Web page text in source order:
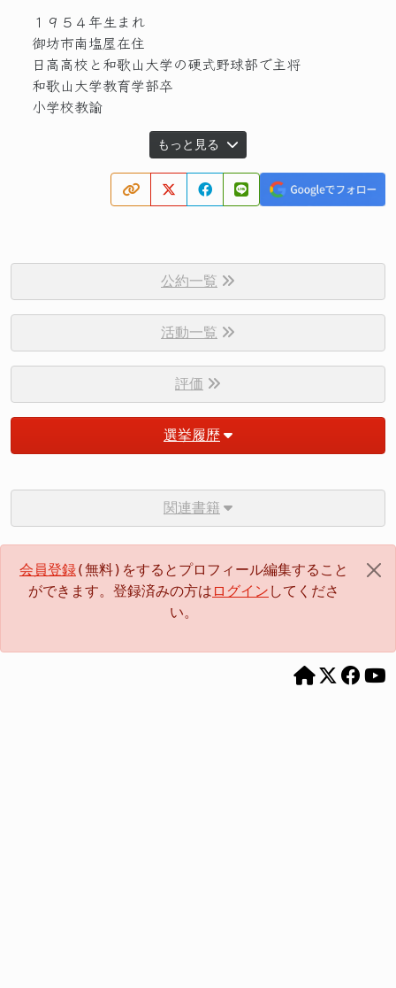
１９５４年生まれ
御坊市南塩屋在住
日高高校と和歌山大学の硬式野球部で主将
和歌山大学教育学部卒
小学校教諭
もっと見る
公約一覧
活動一覧
評価
選挙履歴
関連書籍
会員登録(無料)をするとプロフィール編集すること
ができます。登録済みの方は ログイン してくださ
い。